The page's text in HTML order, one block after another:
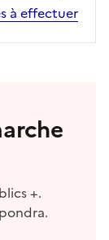
à effectuer
+.